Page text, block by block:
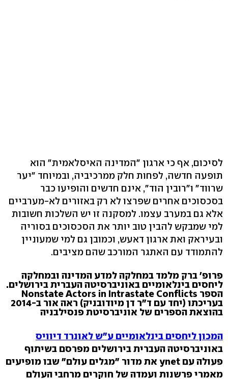
לסיכום, אף כי ארגון "המדינה האיסלאמית" הוא
תופעה חדשה, לפחות חלק ממרכיביה, ובמיוחד "יער
שרווד" ו"רובין הוד", אינם חדשים והופיעו כבר
בסכסוכים אחרים שפרצו לא רק באזורים לא-מערביים
אלא גם במערב עצמו. למסקנה זו יש השלכות חשובות
למי שמבקש להבין טוב יותר את הסכסוכים בסוריה
ובעיראק ואת ארגון דאעש, וכמובן גם למי שמעוניין
להתמודד עם האתגר המורכב שהם מציבים.
פרופ' ברק מלמד במחלקה למדע המדינה ובמחלקה
ליחסים בינלאומיים באוניברסיטה העברית בירושלים.
הספר Nonstate Actors in Intrastate Conflicts
בעריכתו (יחד עם ד"ר דן מיודובניק) ראה אור ב-2014
בהוצאת הספרים של אוניברסיטת פנסילבניה
המכון ליחסים בינלאומיים ע"ש לאונרד דיוויס
באוניברסיטה העברית בירושלים מפרסם בשיתוף
פעולה עם ynet את מדור "מגלים עולם" שבו מופיעים
מאמרי פרשנות ועמדה של חוקרים מרחבי העולם